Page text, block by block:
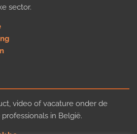
sector.
video of vacature onder de
in België.